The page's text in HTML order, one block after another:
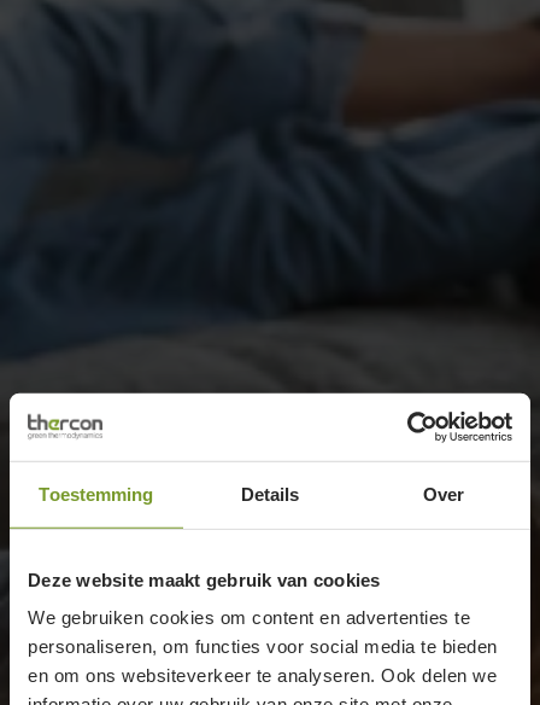
Toestemming Details Over
Deze website maakt gebruik van cookies
We gebruiken cookies om content en advertenties te
personaliseren, om functies voor social media te bieden
en om ons websiteverkeer te analyseren. Ook delen we